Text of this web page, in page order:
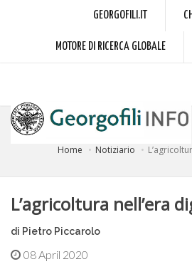
GEORGOFILI.IT
MOTORE DI RICERCA GLOBALE
Home Notiziario
L’agricoltura nell’era
di Pietro Piccarolo
08 April 2020